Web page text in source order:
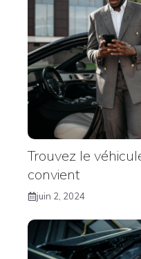
Trouvez le
convient
juin 2, 2024